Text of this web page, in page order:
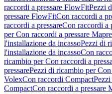
raccordi a pressare FlowFitPezzi
pressare FlowFitCon raccordi a
raccordi a pressareCon raccordi a
per Con raccordi a pressare
l'installazione da incassoPezzi di
l'installazione da incassoCon
ricambio per Con raccordi a
pressarePezzi di ricambio per
VolexCon raccordi Compact
CompactCon raccordi a pressare